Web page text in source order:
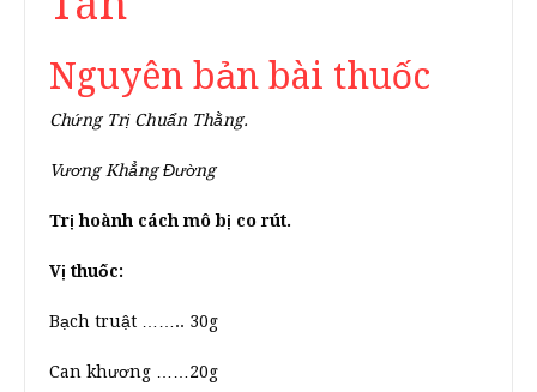
Nguyên bản bài thuốc
Chứng Trị Chuẩn Thằng.
Vương Khẳng Đường
Trị hoành cách mô bị co rút.
Vị thuốc:
Bạch truật …….. 30g
Can khương ……20g